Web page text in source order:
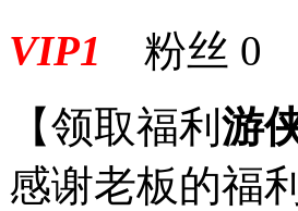
VIP1 粉丝 0
【领取福利 游
感谢老板的福